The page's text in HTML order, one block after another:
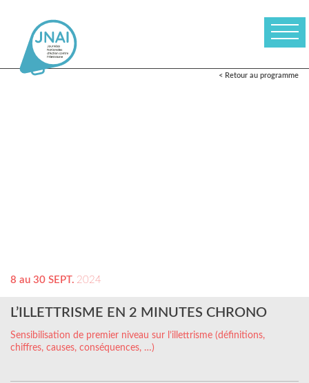
< Retour au programme
8 au 30 SEPT. 2024
L’ILLETTRISME EN 2 MINUTES CHRONO
Sensibilisation de premier niveau sur l’illettrisme (définitions,
chiffres, causes, conséquences, …)